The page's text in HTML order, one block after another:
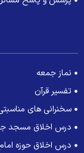
نماز جمعه
تفسیر قرآن
سخنرانی های مناسبتی
درس اخلاق مسجد
درس اخلاق حوزه امام